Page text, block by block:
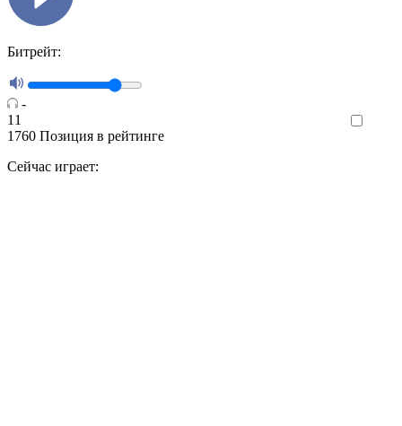
Битрейт:
-
11
1760 Позиция в рейтинге
Сейчас играет: